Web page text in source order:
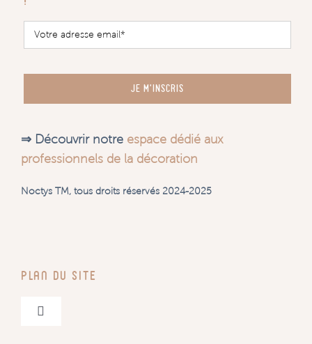
JE M'INSCRIS
⇒ Découvrir notre espace dédié aux
professionnels de la décoration
Noctys TM, tous droits réservés 2024-2025
Plan du site
Navigation